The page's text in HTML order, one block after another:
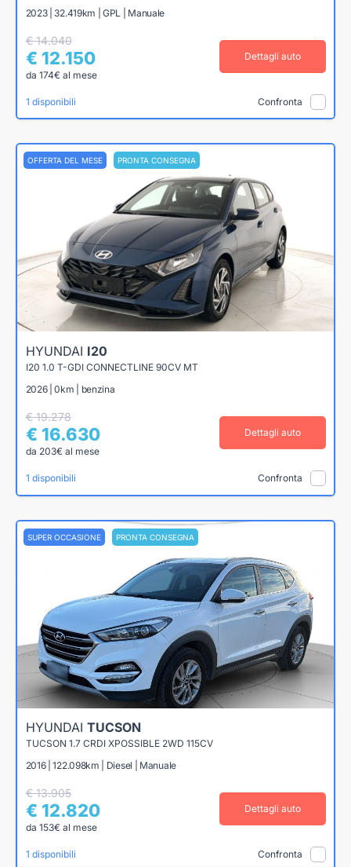
2023 | 32.419km | GPL | Manuale
€ 14.040
€ 12.150
da 174€ al mese
Dettagli auto
1 disponibili Confronta
OFFERTA DEL MESE PRONTA CONSEGNA
HYUNDAI I20
I20 1.0 T-GDI CONNECTLINE 90CV MT
2026 | 0km | benzina
€ 19.278
€ 16.630
da 203€ al mese
Dettagli auto
1 disponibili Confronta
SUPER OCCASIONE PRONTA CONSEGNA
HYUNDAI TUCSON
TUCSON 1.7 CRDI XPOSSIBLE 2WD 115CV
2016 | 122.098km | Diesel | Manuale
€ 13.905
€ 12.820
da 153€ al mese
Dettagli auto
1 disponibili Confronta